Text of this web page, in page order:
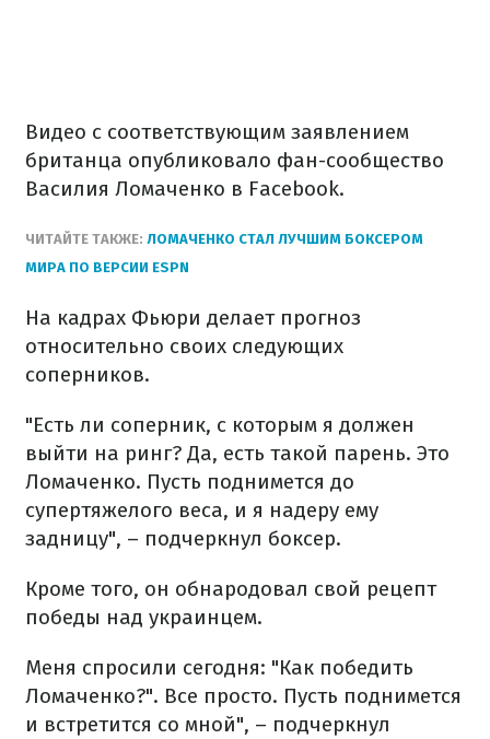
Видео с соответствующим заявлением
британца опубликовало фан-сообщество
Василия Ломаченко в Facebook.
ЧИТАЙТЕ ТАКЖЕ: ЛОМАЧЕНКО СТАЛ ЛУЧШИМ БОКСЕРОМ
МИРА ПО ВЕРСИИ ESPN
На кадрах Фьюри делает прогноз
относительно своих следующих
соперников.
"Есть ли соперник, с которым я должен
выйти на ринг? Да, есть такой парень. Это
Ломаченко. Пусть поднимется до
супертяжелого веса, и я надеру ему
задницу", – подчеркнул боксер.
Кроме того, он обнародовал свой рецепт
победы над украинцем.
Меня спросили сегодня: "Как победить
Ломаченко?". Все просто. Пусть поднимется
и встретится со мной", – подчеркнул